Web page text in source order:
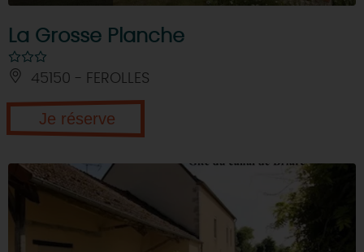
La Grosse Planche
45150 - FEROLLES
Je réserve